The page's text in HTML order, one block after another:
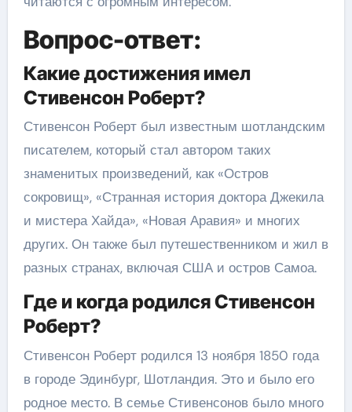
Вопрос-ответ:
Какие достижения имел
Стивенсон Роберт?
Стивенсон Роберт был известным шотландским
писателем, который стал автором таких
знаменитых произведений, как «Остров
сокровищ», «Странная история доктора Джекила
и мистера Хайда», «Новая Аравия» и многих
других. Он также был путешественником и жил в
разных странах, включая США и остров Самоа.
Где и когда родился Стивенсон
Роберт?
Стивенсон Роберт родился 13 ноября 1850 года
в городе Эдинбург, Шотландия. Это и было его
родное место. В семье Стивенсонов было много